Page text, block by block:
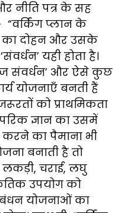
नीति पत्र के सह
प्लान के
का दोहन और उसके
यही होता है।
संवर्धन’ और ऐसे कुछ
योजनाएँ बनती हैं
को प्राथमिकता
ज्ञान का उसमें
का पैमाना भी
बनाती है तो
चराई, लघु
उपयोग को
योजनाओं का